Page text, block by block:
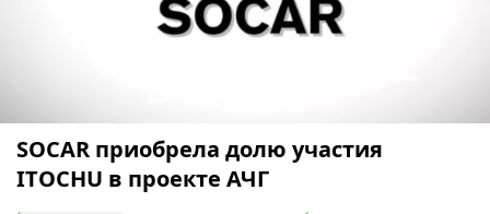
SOCAR приобрела долю участия
ITOCHU в проекте АЧГ